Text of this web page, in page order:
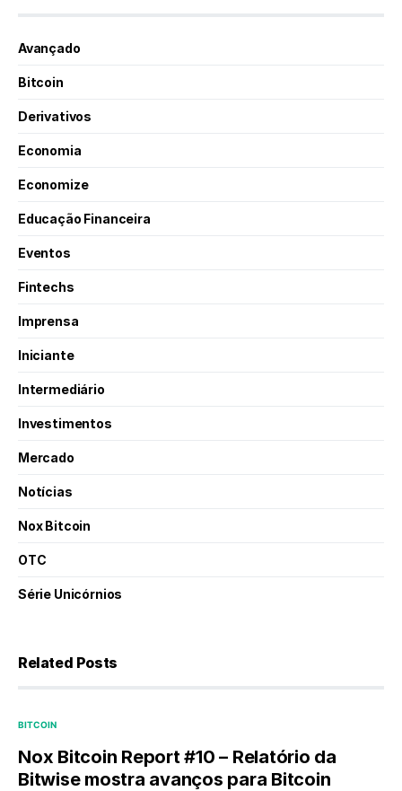
Avançado
Bitcoin
Derivativos
Economia
Economize
Educação Financeira
Eventos
Fintechs
Imprensa
Iniciante
Intermediário
Investimentos
Mercado
Notícias
Nox Bitcoin
OTC
Série Unicórnios
Related Posts
BITCOIN
Nox Bitcoin Report #10 – Relatório da
Bitwise mostra avanços para Bitcoin